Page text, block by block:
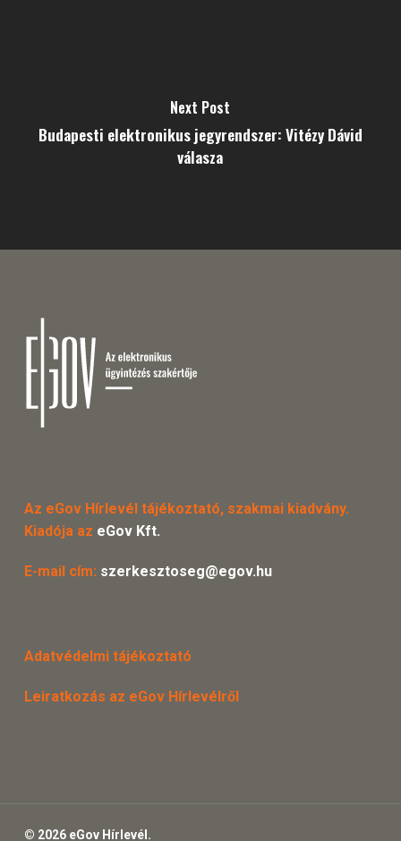
Next Post
Budapesti elektronikus jegyrendszer: Vitézy Dávid
válasza
Az eGov Hírlevél tájékoztató, szakmai kiadvány.
Kiadója az eGov Kft.
E-mail cím: szerkesztoseg@egov.hu
Adatvédelmi tájékoztató
Leiratkozás az eGov Hírlevélről
© 2026 eGov Hírlevél.